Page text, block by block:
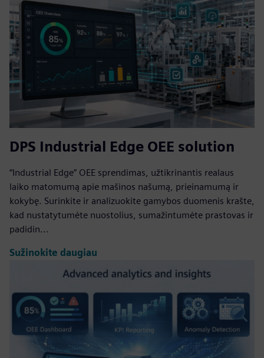
DPS Industrial Edge OEE solution
“Industrial Edge” OEE sprendimas, užtikrinantis realaus
laiko matomumą apie mašinos našumą, prieinamumą ir
kokybę. Surinkite ir analizuokite gamybos duomenis krašte,
kad nustatytumėte nuostolius, sumažintumėte prastovas ir
padidin...
Sužinokite daugiau